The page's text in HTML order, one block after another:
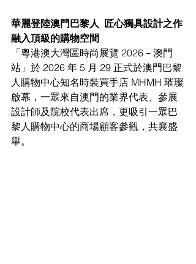
華麗登陸澳門巴黎人  匠心獨具設計之作
融入頂級的購物空間
「粵港澳大灣區時尚展覽 2026－澳門
站」於 2026 年 5 月 29 正式於澳門巴黎
人購物中心知名時裝買手店 MHMH 璀璨
啟幕，一眾來自澳門的業界代表、參展
設計師及院校代表出席，更吸引一眾巴
黎人購物中心的商場顧客參觀，共襄盛
舉。